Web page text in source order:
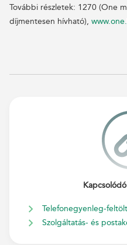
További részletek: 1270 (One
díjmentesen hívható),
Telefonegyenleg-
Szolgáltatás- és